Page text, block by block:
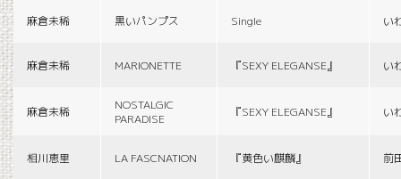
麻倉未稀 黒いパンプス Single い
麻倉未稀 MARIONETTE 『SEXY ELEGANSE』 い
麻倉未稀
NOSTALGIC
PARADISE
『SEXY ELEGANSE』 い
相川恵里 LA FASCNATION 『黄色い麒麟』 前